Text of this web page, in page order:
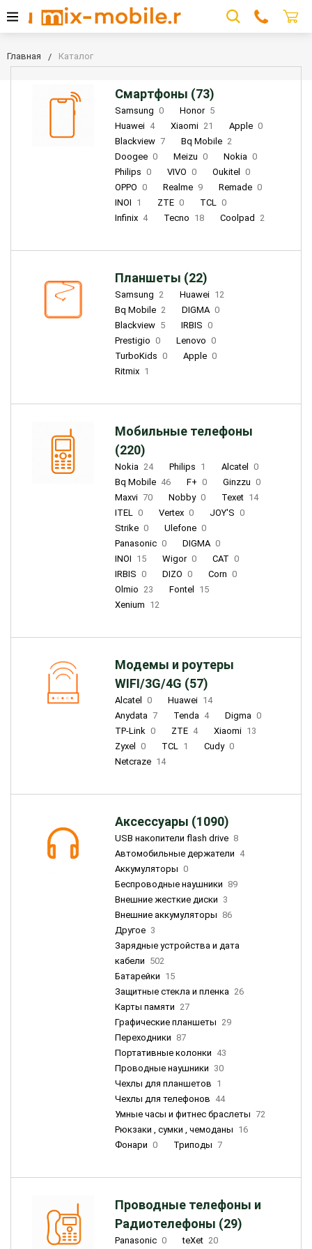
Главная Каталог
Смартфоны (73)
Samsung 0 Honor 5
Huawei 4 Xiaomi 21 Apple 0
Blackview 7 Bq Mobile 2
Doogee 0 Meizu 0 Nokia 0
Philips 0 VIVO 0 Oukitel
0
OPPO 0 Realme 9 Remade 0
INOI 1 ZTE 0 TCL 0
Infinix 4 Tecno 18 Coolpad 2
Планшеты (22)
Samsung 2 Huawei 12
Bq Mobile 2 DIGMA 0
Blackview 5 IRBIS 0
Prestigio 0 Lenovo 0
TurboKids 0 Apple 0
Ritmix 1
Мобильные телефоны
(220)
Nokia 24 Philips 1 Alcatel
0
Bq Mobile 46 F+ 0 Ginzzu 0
Maxvi 70 Nobby 0 Texet 14
ITEL 0 Vertex 0 JOY'S 0
Strike 0 Ulefone 0
Panasonic 0 DIGMA 0
INOI 15 Wigor 0 CAT 0
IRBIS 0 DIZO 0 Corn 0
Olmio 23 Fontel
15
Xenium 12
Модемы и роутеры
WIFI/3G/4G (57)
Alcatel 0 Huawei 14
Anydata 7 Tenda 4 Digma 0
TP-Link 0 ZTE 4 Xiaomi 13
Zyxel
0 TCL 1 Cudy 0
Netcraze 14
Аксессуары (1090)
USB накопители flash drive 8
Автомобильные держатели 4
Аккумуляторы 0
Беспроводные наушники 89
Внешние жесткие диски 3
Внешние аккумуляторы 86
Другое 3
Зарядные устройства и дата
кабели 502
Батарейки 15
Защитные стекла и пленка 26
Карты памяти 27
Графические планшеты 29
Переходники 87
Портативные колонки 43
Проводные наушники 30
Чехлы для планшетов 1
Чехлы для телефонов 44
Умные часы и фитнес браслеты 72
Рюкзаки , сумки , чемоданы 16
Фонари 0 Триподы 7
Проводные телефоны и
Радиотелефоны (29)
Panasonic 0 teXet 20